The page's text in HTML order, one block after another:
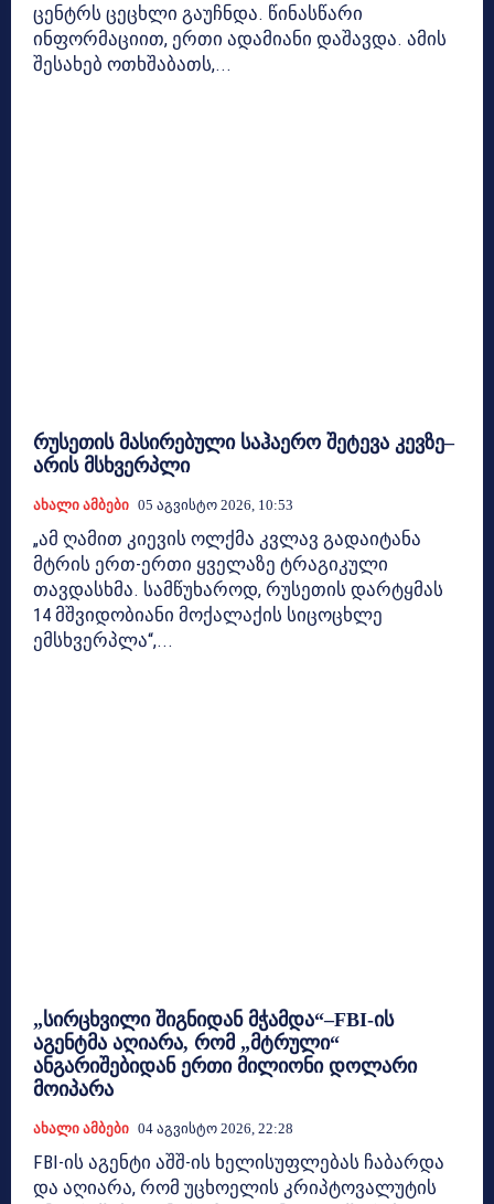
ცენტრს ცეცხლი გაუჩნდა. წინასწარი
ინფორმაციით, ერთი ადამიანი დაშავდა. ამის
შესახებ ოთხშაბათს,...
რუსეთის მასირებული საჰაერო შეტევა კევზე–
არის მსხვერპლი
Ახალი Ამბები 05 Აგვისტო 2026, 10:53
„ამ ღამით კიევის ოლქმა კვლავ გადაიტანა
მტრის ერთ-ერთი ყველაზე ტრაგიკული
თავდასხმა. სამწუხაროდ, რუსეთის დარტყმას
14 მშვიდობიანი მოქალაქის სიცოცხლე
ემსხვერპლა“,...
„სირცხვილი შიგნიდან მჭამდა“–FBI-ის
აგენტმა აღიარა, რომ „მტრული“
ანგარიშებიდან ერთი მილიონი დოლარი
მოიპარა
Ახალი Ამბები 04 Აგვისტო 2026, 22:28
FBI-ის აგენტი აშშ-ის ხელისუფლებას ჩაბარდა
და აღიარა, რომ უცხოელის კრიპტოვალუტის